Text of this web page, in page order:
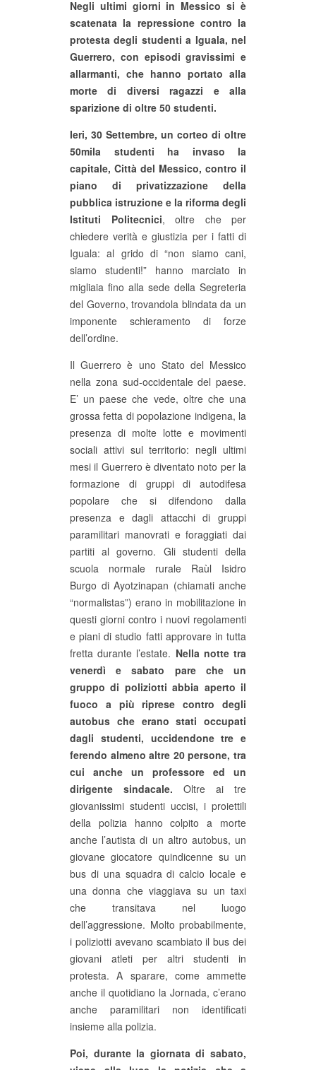
GENERI
PRECARIATO
REPRESSIONE
STUDENTI
CULTURE
ARTE
CINEMA
MANIFESTI
RECENSIONI
INTERNAZIONALE
AFRICA
EUROPA
MEDIO ORIENTE
MONDO
EVENTI
in
Fb
tw
bsky
SEARCH
Negli ultimi giorni in Messico si è
scatenata la repressione contro la
protesta degli studenti a Iguala, nel
Guerrero, con episodi gravissimi e
allarmanti, che hanno portato alla
morte di diversi ragazzi e alla
sparizione di oltre 50 studenti.
Ieri, 30 Settembre, un corteo di oltre
50mila studenti ha invaso la
capitale, Città del Messico, contro il
piano di privatizzazione della
pubblica istruzione e la riforma degli
Istituti Politecnici, oltre che per
chiedere verità e giustizia per i fatti di
Iguala: al grido di “non siamo cani,
siamo studenti!” hanno marciato in
migliaia fino alla sede della Segreteria
del Governo, trovandola blindata da un
imponente schieramento di forze
dell’ordine.
Il Guerrero è uno Stato del Messico
nella zona sud-occidentale del paese.
E’ un paese che vede, oltre che una
grossa fetta di popolazione indigena, la
presenza di molte lotte e movimenti
sociali attivi sul territorio: negli ultimi
mesi il Guerrero è diventato noto per la
formazione di gruppi di autodifesa
popolare che si difendono dalla
presenza e dagli attacchi di gruppi
paramilitari manovrati e foraggiati dai
partiti al governo. Gli studenti della
scuola normale rurale Raùl Isidro
Burgo di Ayotzinapan (chiamati anche
“normalistas”) erano in mobilitazione in
questi giorni contro i nuovi regolamenti
e piani di studio fatti approvare in tutta
fretta durante l’estate. Nella notte tra
venerdì e sabato pare che un
gruppo di poliziotti abbia aperto il
fuoco a più riprese contro degli
autobus che erano stati occupati
dagli studenti, uccidendone tre e
ferendo almeno altre 20 persone, tra
cui anche un professore ed un
dirigente sindacale. Oltre ai tre
giovanissimi studenti uccisi, i proiettili
della polizia hanno colpito a morte
anche l’autista di un altro autobus, un
giovane giocatore quindicenne su un
bus di una squadra di calcio locale e
una donna che viaggiava su un taxi
che transitava nel luogo
dell’aggressione. Molto probabilmente,
i poliziotti avevano scambiato il bus dei
giovani atleti per altri studenti in
protesta. A sparare, come ammette
anche il quotidiano la Jornada, c’erano
anche paramilitari non identificati
insieme alla polizia.
Poi, durante la giornata di sabato,